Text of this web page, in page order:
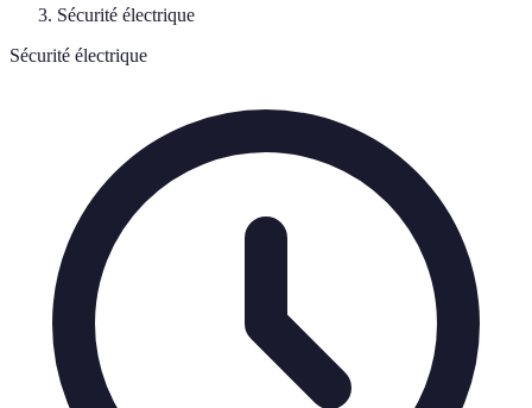
Sécurité électrique
Sécurité électrique